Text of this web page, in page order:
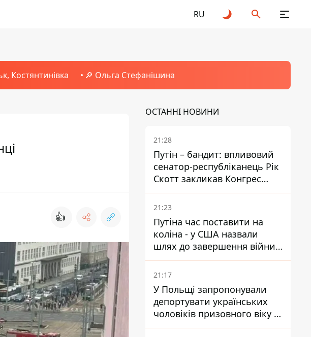
RU
Костянтинівка 🔎 Ольга Стефанішина
👍
ОСТАННІ НОВИНИ
21:28
Путін – бандит: впливовий
сенатор-республіканець Рік
Скотт закликав Конгрес
притягнути РФ до
відповідальності за війну в
Україні
21:23
Путіна час поставити на
коліна - у США назвали
шлях до завершення війни -
National Security Journal
21:17
У Польщі запропонували
депортувати українських
чоловіків призовного віку -
кого це може торкнутися